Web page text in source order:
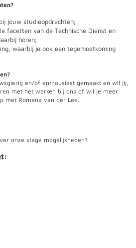
jouw studieopdrachten;
facetten van de Technische Dienst en
horen;
waarbij je ook een tegemoetkoming
en/of enthousiast gemaakt en wil jij,
met het werken bij ons of wil je meer
met Romana van der Lee.
onze stage mogelijkheden?